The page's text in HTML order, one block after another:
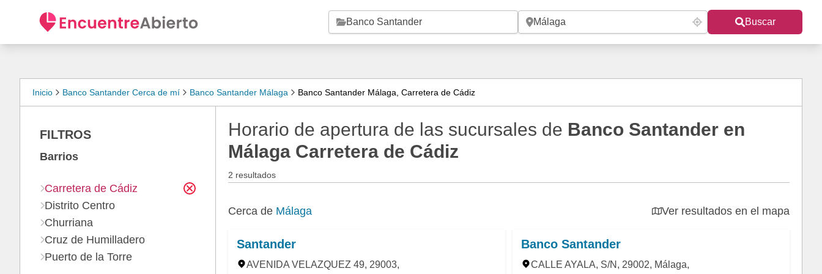
Buscar
Inicio Banco Santander Cerca de mí Banco Santander Málaga Banco Santander Málaga, Carretera de Cádiz
Horario de apertura de las sucursales de Banco Santander en
Málaga Carretera de Cádiz
2 resultados
Cerca de Málaga Ver resultados en el mapa
Santander
AVENIDA VELAZQUEZ 49, 29003,
Banco Santander
CALLE AYALA, S/N, 29002, Málaga,
FILTROS
Barrios
Carretera de Cádiz
Distrito Centro
Churriana
Cruz de Humilladero
Puerto de la Torre